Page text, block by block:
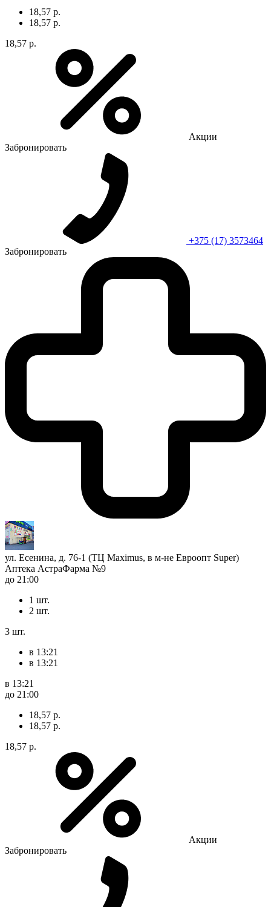
18,57 р.
18,57 р.
18,57 р.
Акции
Забронировать
+375 (17) 3573464
Забронировать
ул. Есенина, д. 76-1 (ТЦ Maximus, в м-не Евроопт Super)
Аптека АстраФарма №9
до 21:00
1 шт.
2 шт.
3 шт.
в 13:21
в 13:21
в 13:21
до 21:00
18,57 р.
18,57 р.
18,57 р.
Акции
Забронировать